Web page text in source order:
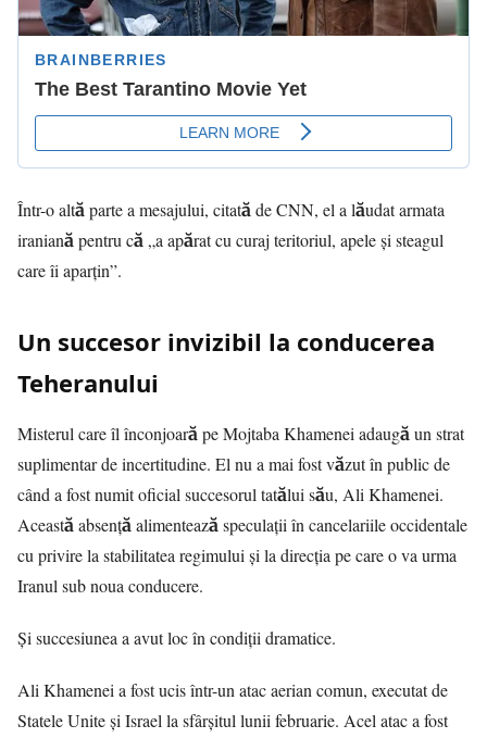
Într-o altă parte a mesajului, citată de CNN, el a lăudat armata
iraniană pentru că „a apărat cu curaj teritoriul, apele și steagul
care îi aparțin”.
Un succesor invizibil la conducerea
Teheranului
Misterul care îl înconjoară pe Mojtaba Khamenei adaugă un strat
suplimentar de incertitudine. El nu a mai fost văzut în public de
când a fost numit oficial succesorul tatălui său, Ali Khamenei.
Această absență alimentează speculații în cancelariile occidentale
cu privire la stabilitatea regimului și la direcția pe care o va urma
Iranul sub noua conducere.
Și succesiunea a avut loc în condiții dramatice.
Ali Khamenei a fost ucis într-un atac aerian comun, executat de
Statele Unite și Israel la sfârșitul lunii februarie. Acel atac a fost